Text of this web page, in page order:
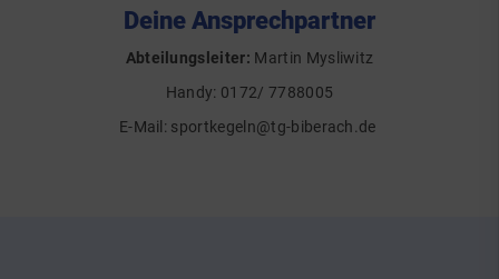
Deine Ansprechpartner
Abteilungsleiter: Martin Mysliwitz
Handy: 0172/ 7788005
E-Mail: sportkegeln@tg-biberach.de